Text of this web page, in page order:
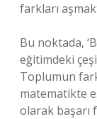
farkları
Bu noktada,
eğitimdeki
Toplumun
matematikte
olarak başarı